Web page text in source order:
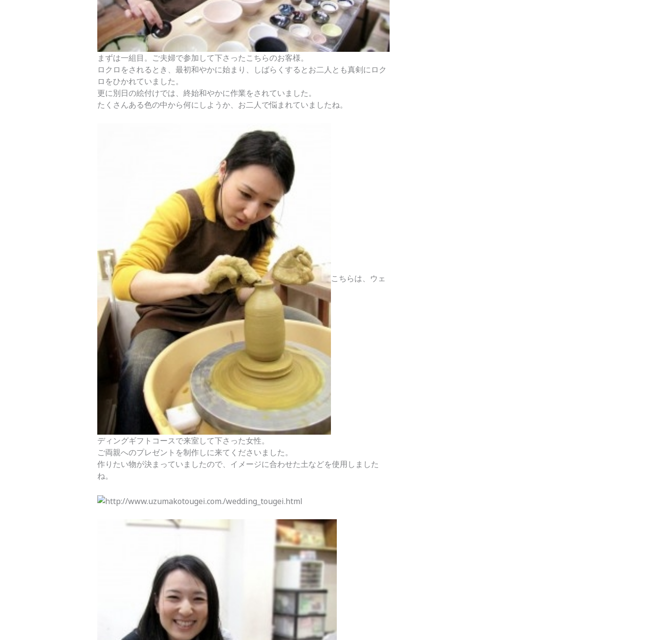
まずは一組目。ご夫婦で参加して下さったこちらのお客様。
ロクロをされるとき、最初和やかに始まり、しばらくするとお二人とも真剣にロク
ロをひかれていました。
更に別日の絵付けでは、終始和やかに作業をされていました。
たくさんある色の中から何にしようか、お二人で悩まれていましたね。
こちらは、ウェ
ディングギフトコースで来室して下さった女性。
ご両親へのプレゼントを制作しに来てくださいました。
作りたい物が決まっていましたので、イメージに合わせた土などを使用しました
ね。